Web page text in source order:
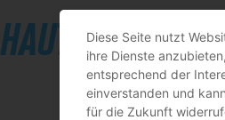
Diese Seite nutzt
ihre Dienste
entsprechend der
einverstanden und
für die Zukunft